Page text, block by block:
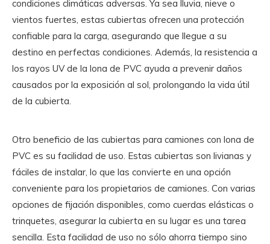
condiciones climáticas adversas. Ya sea lluvia, nieve o
vientos fuertes, estas cubiertas ofrecen una protección
confiable para la carga, asegurando que llegue a su
destino en perfectas condiciones. Además, la resistencia a
los rayos UV de la lona de PVC ayuda a prevenir daños
causados ​​por la exposición al sol, prolongando la vida útil
de la cubierta.
Otro beneficio de las cubiertas para camiones con lona de
PVC es su facilidad de uso. Estas cubiertas son livianas y
fáciles de instalar, lo que las convierte en una opción
conveniente para los propietarios de camiones. Con varias
opciones de fijación disponibles, como cuerdas elásticas o
trinquetes, asegurar la cubierta en su lugar es una tarea
sencilla. Esta facilidad de uso no sólo ahorra tiempo sino